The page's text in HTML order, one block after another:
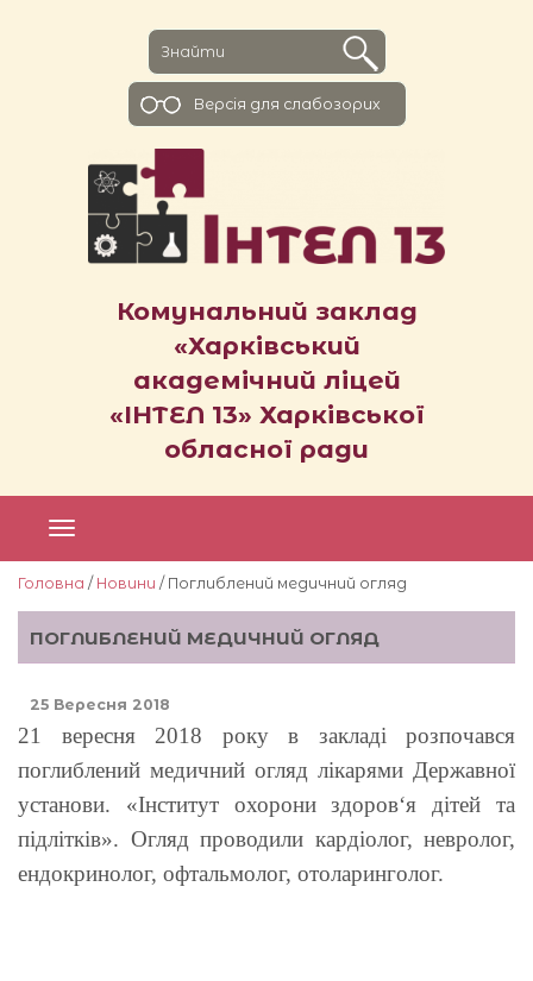
Комунальний заклад
«Харківський
академічний ліцей
«ІНТЕЛ 13» Харківської
обласної ради
Версiя для слабозорих
Головна / Новини / Поглиблений медичний огляд
ПОГЛИБЛЕНИЙ МЕДИЧНИЙ ОГЛЯД
25 Вересня 2018
21 вересня 2018 року в закладі розпочався
поглиблений медичний огляд лікарями Державної
установи. «Інститут охорони здоров‘я дітей та
підлітків». Огляд проводили кардіолог, невролог,
ендокринолог, офтальмолог, отоларинголог.